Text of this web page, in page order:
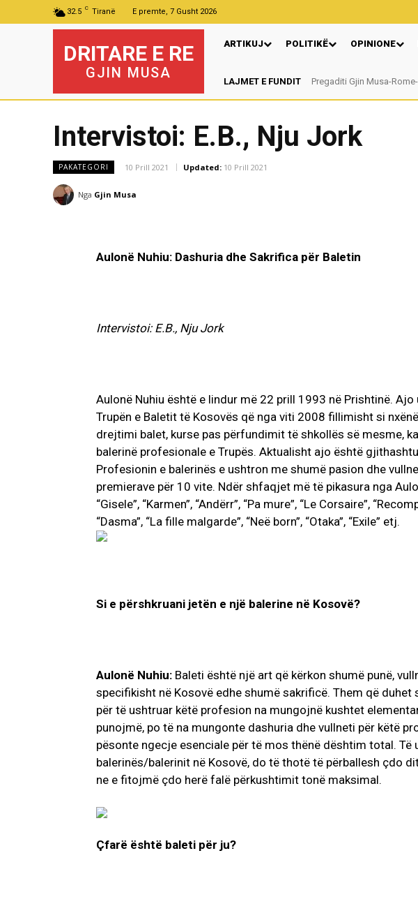
32.5 C Tiranë E premte, 7 Gusht 2026
DRITARE E RE
GJIN MUSA
ARTIKUJ POLITIKË OPINIONE
LAJMET E FUNDIT Pregaditi Gjin Musa-
Nga: Ndue Dedaj
Intervistoi: E.B., Nju Jork
PAKATEGORI 10 Prill 2021 Updated: 10 Prill 2021
Nga Gjin Musa
Aulonë Nuhiu: Dashuria dhe Sakrifica për Baletin
Intervistoi: E.B., Nju Jork
Aulonë Nuhiu është e lindur më 22 prill 1993 në Prishtinë.
Trupën e Baletit të Kosovës që nga viti 2008 fillimisht si
drejtimi balet, kurse pas përfundimit të shkollës së mesme,
balerinë profesionale e Trupës. Aktualisht ajo është
Profesionin e balerinës e ushtron me shumë pasion dhe
premierave për 10 vite. Ndër shfaqjet më të pikasura nga
“Gisele”, “Karmen”, “Andërr”, “Pa mure”, “Le Corsaire”,
“Dasma”, “La fille malgarde”, “Neë born”, “Otaka”, “Exile” etj.
Si e përshkruani jetën e një balerine në Kosovë?
Aulonë Nuhiu: Baleti është një art që kërkon shumë punë,
specifikisht në Kosovë edhe shumë sakrificë. Them që
për të ushtruar këtë profesion na mungojnë kushtet
punojmë, po të na mungonte dashuria dhe vullneti për këtë
pësonte ngecje esenciale për të mos thënë dështim total.
balerinës/balerinit në Kosovë, do të thotë të përballesh çdo
ne e fitojmë çdo herë falë përkushtimit tonë maksimal.
Çfarë është baleti për ju?